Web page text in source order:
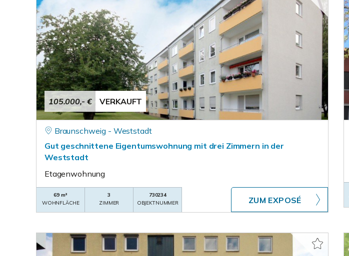
105.000,- € VERKAUFT
Braunschweig - Weststadt
Gut geschnittene Eigentumswohnung mit drei Zimmern in der
Weststadt
Etagenwohnung
69 m²
WOHNFLÄCHE
3
ZIMMER
730234
OBJEKTNUMMER
ZUM EXPOSÉ